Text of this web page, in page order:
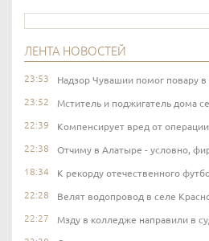
ЛЕНТА НОВОСТЕЙ
23:53 Надзор Чувашии помог повару
23:52 Мститель и поджигатель дома
22:39 Компенсирует вред от операции
22:38 Отчиму в Алатыре - условно,
18:34 К рекорду отечественного
22:28 Велят водопровод в селе
22:27 Мзду в колледже направили в